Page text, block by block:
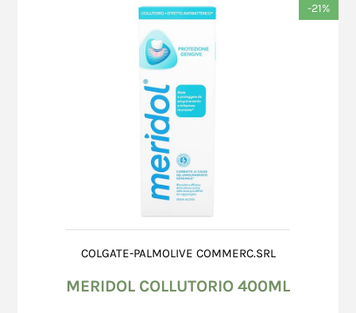
COLGATE-PALMOLIVE COMMERC.SRL
MERIDOL COLLUTORIO 400ML
-21%